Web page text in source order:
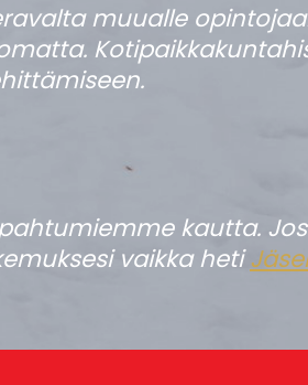
muualle
kautta.
vaikka heti